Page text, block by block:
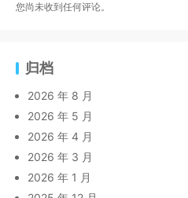
您尚未收到任何评论。
归档
2026 年 8 月
2026 年 5 月
2026 年 4 月
2026 年 3 月
2026 年 1 月